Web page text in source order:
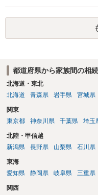
都道府県から家族間の相
北海道・東北
北海道
青森県 岩手県 宮城県
関東
東京都
神奈川県 千葉県 埼玉
北陸・甲信越
新潟県
長野県 山梨県 石川県
東海
愛知県
静岡県 岐阜県 三重県
関西